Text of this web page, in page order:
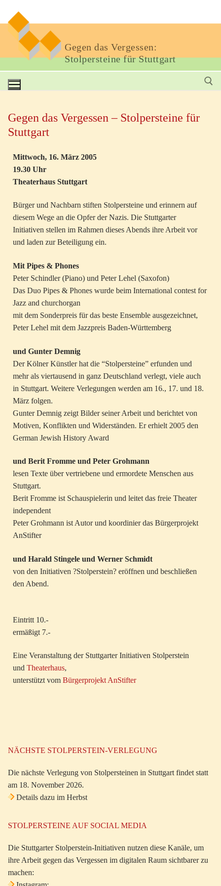
Gegen das Vergessen:
Stolpersteine für Stuttgart
Gegen das Vergessen – Stolpersteine für
Stuttgart
Mittwoch, 16. März 2005
19.30 Uhr
Theaterhaus Stuttgart
Bürger und Nachbarn stiften Stolpersteine und erinnern auf
diesem Wege an die Opfer der Nazis. Die Stuttgarter
Initiativen stellen im Rahmen dieses Abends ihre Arbeit vor
und laden zur Beteiligung ein.
Mit Pipes & Phones
Peter Schindler (Piano) und Peter Lehel (Saxofon)
Das Duo Pipes & Phones wurde beim International contest for
Jazz and churchorgan
mit dem Sonderpreis für das beste Ensemble ausgezeichnet,
Peter Lehel mit dem Jazzpreis Baden-Württemberg
und Gunter Demnig
Der Kölner Künstler hat die “Stolpersteine” erfunden und
mehr als viertausend in ganz Deutschland verlegt, viele auch
in Stuttgart. Weitere Verlegungen werden am 16., 17. und 18.
März folgen.
Gunter Demnig zeigt Bilder seiner Arbeit und berichtet von
Motiven, Konflikten und Widerständen. Er erhielt 2005 den
German Jewish History Award
und Berit Fromme und Peter Grohmann
lesen Texte über vertriebene und ermordete Menschen aus
Stuttgart.
Berit Fromme ist Schauspielerin und leitet das freie Theater
independent
Peter Grohmann ist Autor und koordinier das Bürgerprojekt
AnStifter
und Harald Stingele und Werner Schmidt
von den Initiativen ?Stolperstein? eröffnen und beschließen
den Abend.
Eintritt 10.-
ermäßigt 7.-
Eine Veranstaltung der Stuttgarter Initiativen Stolperstein
und Theaterhaus,
unterstützt vom Bürgerprojekt AnStifter
NÄCHSTE STOLPERSTEIN-VERLEGUNG
Die nächste Verlegung von Stolpersteinen in Stuttgart findet statt
am 18. November 2026.
Details dazu im Herbst
STOLPERSTEINE AUF SOCIAL MEDIA
Die Stuttgarter Stolperstein-Initiativen nutzen diese Kanäle, um
ihre Arbeit gegen das Vergessen im digitalen Raum sichtbarer zu
machen: